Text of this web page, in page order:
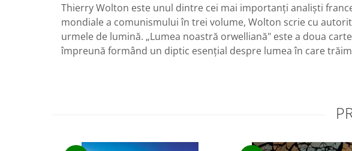
Thierry Wolton este unul dintre cei mai importanți analiști
mondiale a comunismului în trei volume, Wolton scrie cu
urmele de lumină. „Lumea noastră orwelliană" este a doua
împreună formând un diptic esențial despre lumea în care